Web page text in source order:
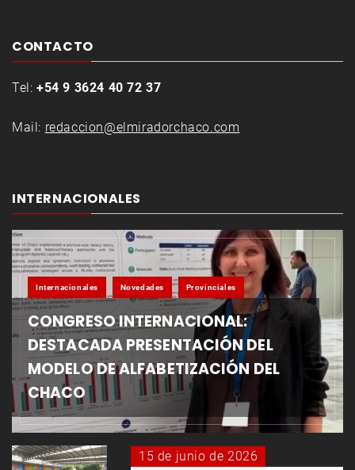
CONTACTO
Tel: +54 9 3624 40 72 37
Mail: redaccion@elmiradorchaco.com
INTERNACIONALES
Internacionales Novedades Provinciales
CONGRESO INTERNACIONAL:
DESTACADA PRESENTACIÓN DEL
MODELO DE ALFABETIZACIÓN DEL
CHACO
15 de junio de 2026